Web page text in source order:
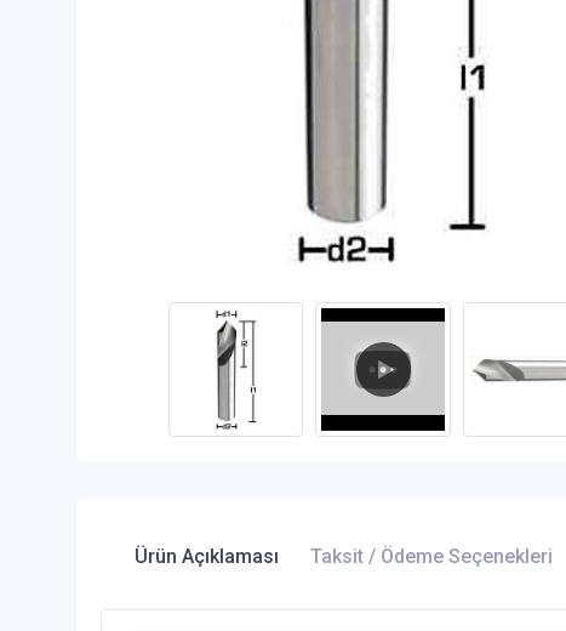
Ürün Açıklaması Taksit / Ödeme Seçenekleri